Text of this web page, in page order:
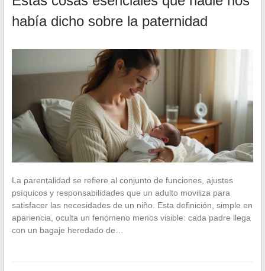
había dicho sobre la paternidad
La parentalidad se refiere al conjunto de funciones, ajustes
psíquicos y responsabilidades que un adulto moviliza para
satisfacer las necesidades de un niño. Esta definición, simple en
apariencia, oculta un fenómeno menos visible: cada padre llega
con un bagaje heredado de…